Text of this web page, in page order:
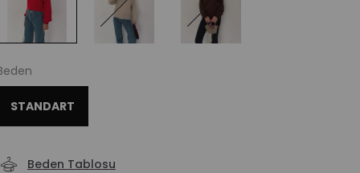
STANDART
Beden Tablosu